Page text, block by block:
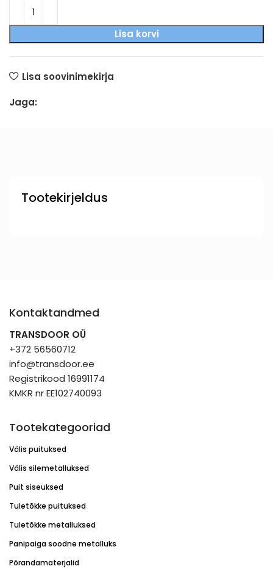
Lisa korvi
Lisa soovinimekirja
Jaga:
Tootekirjeldus
Kontaktandmed
TRANSDOOR OÜ
+372 56560712
info@transdoor.ee
Registrikood 16991174
KMKR nr EE102740093
Tootekategooriad
Välis puituksed
Välis silemetalluksed
Puit siseuksed
Tuletõkke puituksed
Tuletõkke metalluksed
Panipaiga soodne metalluks
Põrandamaterjalid